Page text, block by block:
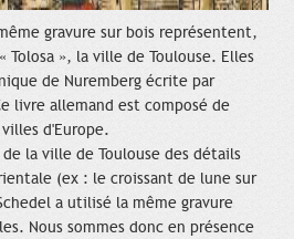
gravure sur bois représentent,
», la ville de Toulouse. Elles
de Nuremberg écrite par
livre allemand est composé de
d'Europe.
la ville de Toulouse des détails
(ex : le croissant de lune sur
a utilisé la même gravure
Nous sommes donc en présence